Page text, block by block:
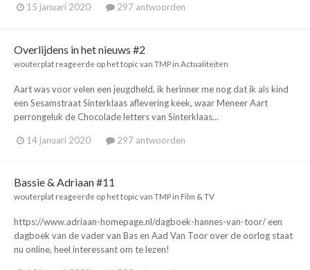
15 januari 2020 297 antwoorden
Overlijdens in het nieuws #2
wouterplat reageerde op het topic van TMP in Actualiteiten
Aart was voor velen een jeugdheld, ik herinner me nog dat ik als kind
een Sesamstraat Sinterklaas aflevering keek, waar Meneer Aart
perrongeluk de Chocolade letters van Sinterklaas...
14 januari 2020 297 antwoorden
Bassie & Adriaan #11
wouterplat reageerde op het topic van TMP in Film & TV
https://www.adriaan-homepage.nl/dagboek-hannes-van-toor/ een
dagboek van de vader van Bas en Aad Van Toor over de oorlog staat
nu online, heel interessant om te lezen!